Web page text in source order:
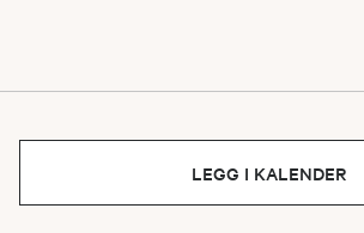
Vi inviterer deg til å bli med på et
flest mulig ut for å nyte mat i den
LEGG I KALENDER